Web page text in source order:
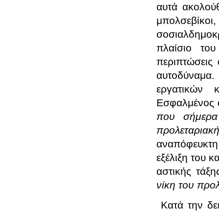
αυτά
πλαίσιο
Εσφαλμένος
που
εξέλιξη του
αστικής
νίκη του
Κατά την